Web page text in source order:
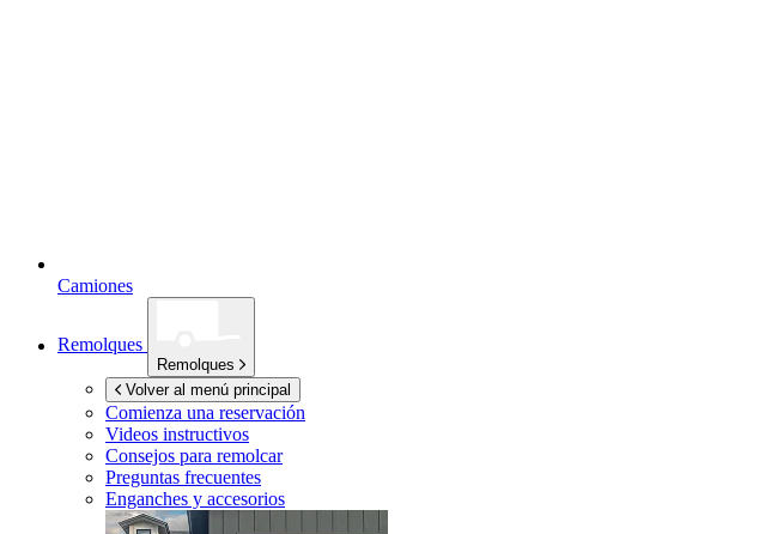
Camiones
Remolques
Remolques
Volver al menú principal
Comienza una reservación
Videos instructivos
Consejos para remolcar
Preguntas frecuentes
Enganches y accesorios